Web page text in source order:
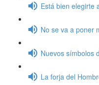
Está bien elegirte
No se va a poner
Nuevos símbolos
La forja del